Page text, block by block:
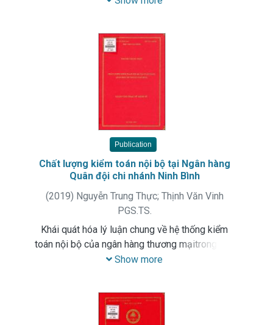
nghệp bất động sản niêm yết trên thị trường
chứng khoán Việt Nam
Publication
Chất lượng kiểm toán nội bộ tại Ngân hàng
Quân đội chi nhánh Ninh Bình
(2019) Nguyễn Trung Thực; Thịnh Văn Vinh
PGS.TS.
Khái quát hóa lý luận chung về hệ thống kiểm
toán nội bộ của ngân hàng thương mạitrong nền
kinh tế thị trường. Phân tích thực trạng và đưa ra
Show more